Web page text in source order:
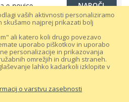
vaših aktivnosti personaliziramo
skušamo najprej prikazati bolj
ali katero koli drugo povezavo
uporabo piškotkov in uporabo
personalizacije in prikazovanja
omrežjih in drugih straneh.
lahko kadarkoli izklopite v
o varstvu zasebnosti
NAROČI
© 2021 |
Splošni pogoji poslovanja
podatkov